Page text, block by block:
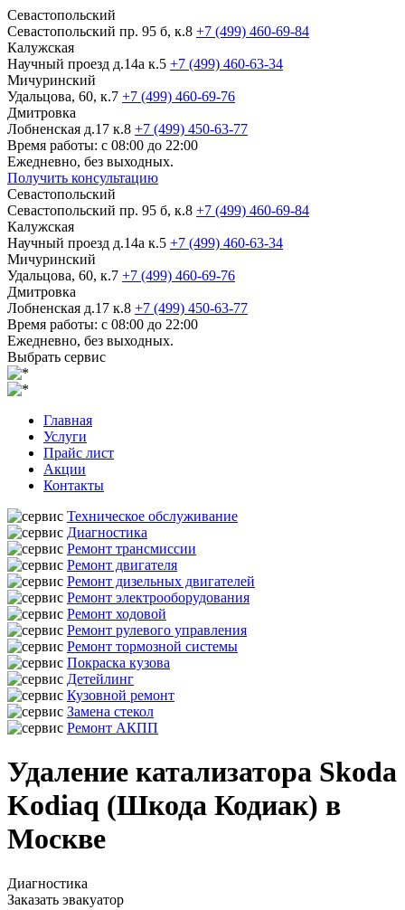
Севастопольский
Севастопольский пр. 95 б, к.8 +7 (499) 460-69-84
Калужская
Научный проезд д.14а к.5 +7 (499) 460-63-34
Мичуринский
Удальцова, 60, к.7 +7 (499) 460-69-76
Дмитровка
Лобненская д.17 к.8 +7 (499) 450-63-77
Время работы: с 08:00 до 22:00
Ежедневно, без выходных.
Получить консультацию
Севастопольский
Севастопольский пр. 95 б, к.8 +7 (499) 460-69-84
Калужская
Научный проезд д.14а к.5 +7 (499) 460-63-34
Мичуринский
Удальцова, 60, к.7 +7 (499) 460-69-76
Дмитровка
Лобненская д.17 к.8 +7 (499) 450-63-77
Время работы: с 08:00 до 22:00
Ежедневно, без выходных.
Выбрать сервис
Главная
Услуги
Прайс лист
Акции
Контакты
Техническое обслуживание
Диагностика
Ремонт трансмиссии
Ремонт двигателя
Ремонт дизельных двигателей
Ремонт электрооборудования
Ремонт ходовой
Ремонт рулевого управления
Ремонт тормозной системы
Покраска кузова
Детейлинг
Кузовной ремонт
Замена стекол
Ремонт АКПП
Удаление катализатора Skoda
Kodiaq (Шкода Кодиак) в
Москве
Диагностика
Заказать эвакуатор